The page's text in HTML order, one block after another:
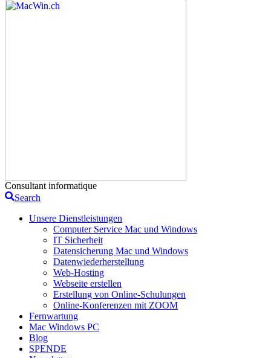
Consultant informatique
Search
Unsere Dienstleistungen
Computer Service Mac und Windows
IT Sicherheit
Datensicherung Mac und Windows
Datenwiederherstellung
Web-Hosting
Webseite erstellen
Erstellung von Online-Schulungen
Online-Konferenzen mit ZOOM
Fernwartung
Mac Windows PC
Blog
SPENDE